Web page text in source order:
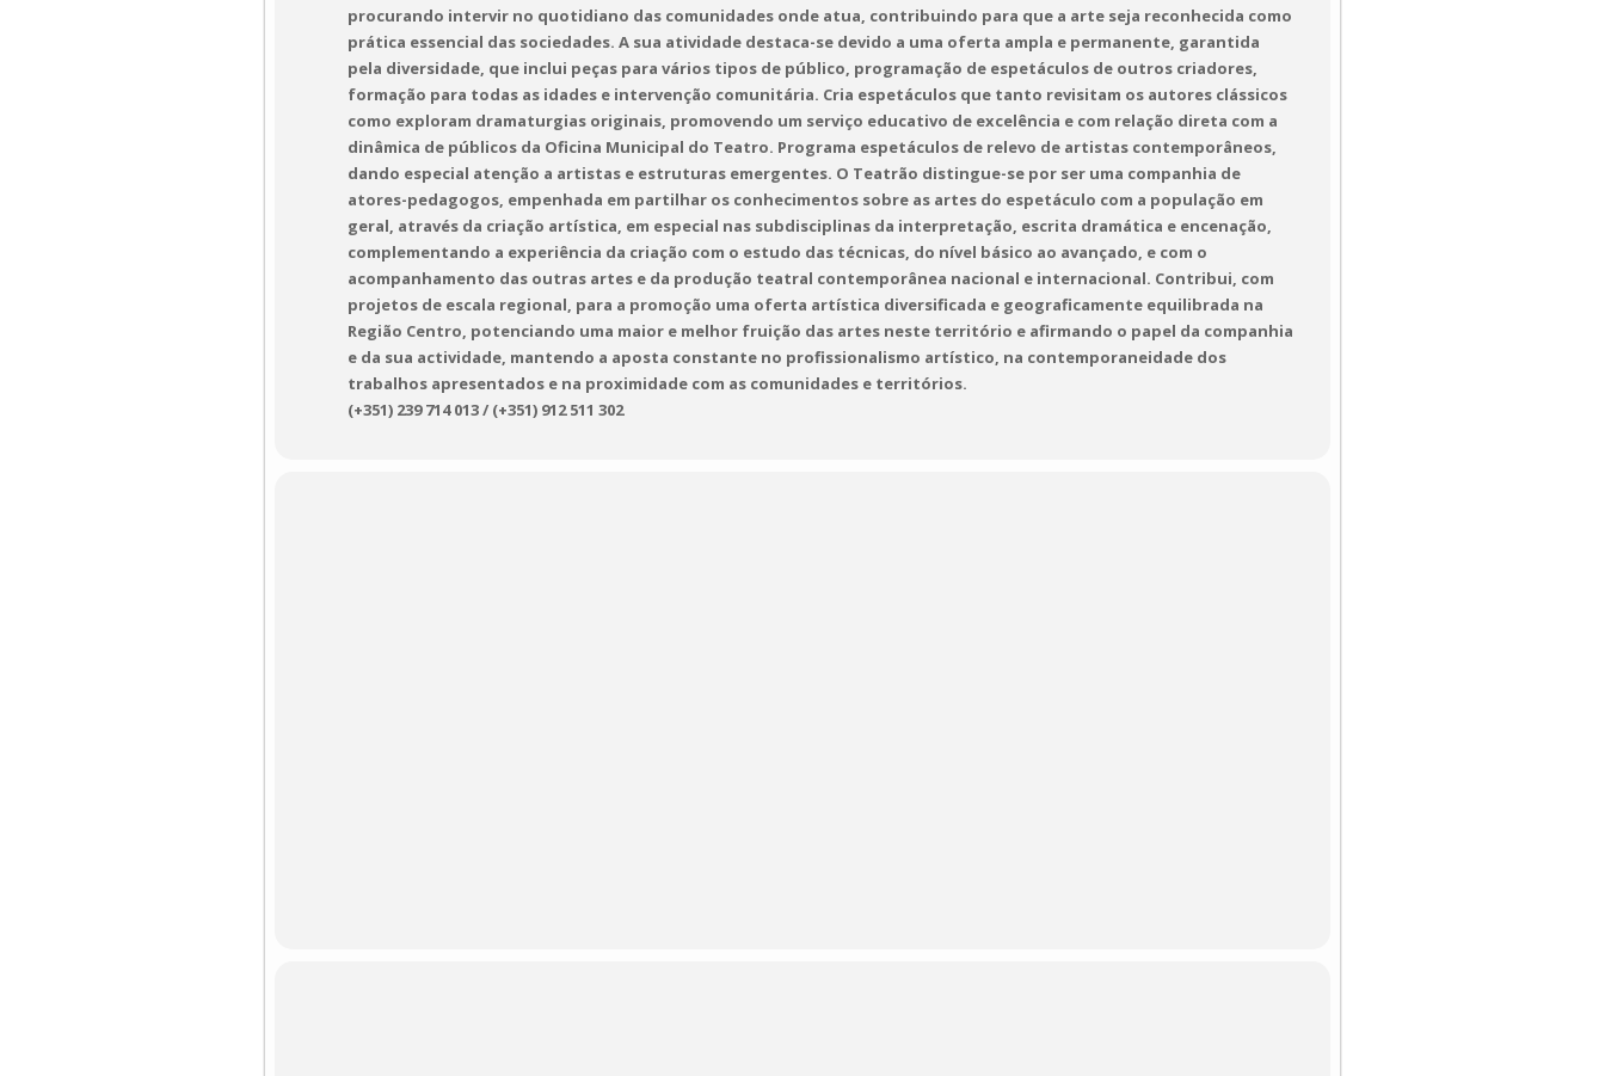
procurando intervir no quotidiano das comunidades onde atua, contribuindo para que a arte seja reconhecida como
prática essencial das sociedades. A sua atividade destaca-se devido a uma oferta ampla e permanente, garantida
pela diversidade, que inclui peças para vários tipos de público, programação de espetáculos de outros criadores,
formação para todas as idades e intervenção comunitária. Cria espetáculos que tanto revisitam os autores clássicos
como exploram dramaturgias originais, promovendo um serviço educativo de excelência e com relação direta com a
dinâmica de públicos da Oficina Municipal do Teatro. Programa espetáculos de relevo de artistas contemporâneos,
dando especial atenção a artistas e estruturas emergentes. O Teatrão distingue-se por ser uma companhia de
atores-pedagogos, empenhada em partilhar os conhecimentos sobre as artes do espetáculo com a população em
geral, através da criação artística, em especial nas subdisciplinas da interpretação, escrita dramática e encenação,
complementando a experiência da criação com o estudo das técnicas, do nível básico ao avançado, e com o
acompanhamento das outras artes e da produção teatral contemporânea nacional e internacional. Contribui, com
projetos de escala regional, para a promoção uma oferta artística diversificada e geograficamente equilibrada na
Região Centro, potenciando uma maior e melhor fruição das artes neste território e afirmando o papel da companhia
e da sua actividade, mantendo a aposta constante no profissionalismo artístico, na contemporaneidade dos
trabalhos apresentados e na proximidade com as comunidades e territórios.
(+351) 239 714 013 / (+351) 912 511 302